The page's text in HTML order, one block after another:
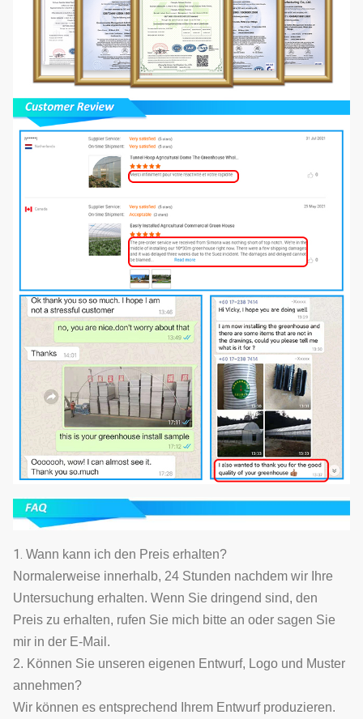
1. Wann kann ich den Preis erhalten?
Normalerweise innerhalb, 24 Stunden nachdem wir Ihre
Untersuchung erhalten. Wenn Sie dringend sind, den
Preis zu erhalten, rufen Sie mich bitte an oder sagen Sie
mir in der E-Mail.
2. Können Sie unseren eigenen Entwurf, Logo und Muster
annehmen?
Wir können es entsprechend Ihrem Entwurf produzieren.